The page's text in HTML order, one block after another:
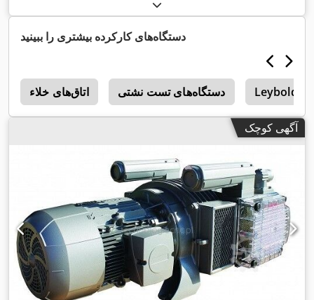
دستگاه‌های کارکرده بیشتری را ببینید
اتاق‌های خلاء دستگاه‌های تست نشتی Leybold
آگهی کوچک